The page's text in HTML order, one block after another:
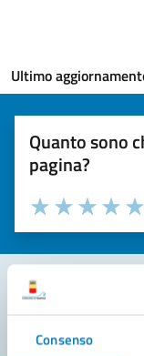
Consenso
Ultimo
Quanto sono
pagina?
Valuta la chiarezza
Seleziona il
Valuta
Valuta 3
Valuta 2
Valuta 1 stelle su
Contatta il